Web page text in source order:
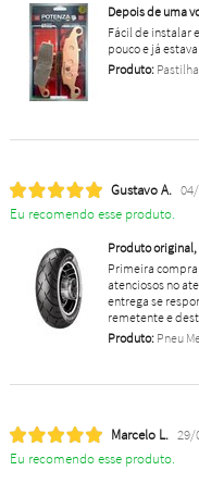
Depois de uma
Fácil de instalar
pouco e já
Produto:Pastilha
Gustavo A.
Eu recomendo esse produto.
Produto
Primeira
atenciosos no
entrega se
remetente e
Produto:Pneu
Marcelo L. 29/
Eu recomendo esse produto.